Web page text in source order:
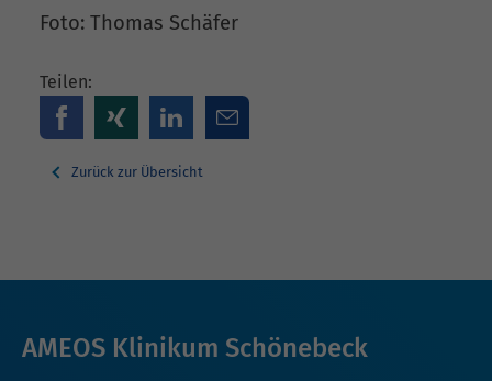
Foto: Thomas Schäfer
Teilen:
Zurück zur Übersicht
AMEOS Klinikum Schönebeck